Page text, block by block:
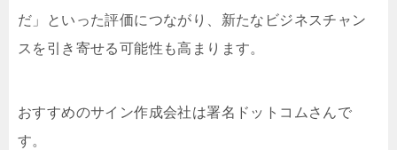
だ」といった評価につながり、新たなビジネスチャン
スを引き寄せる可能性も高まります。
おすすめのサイン作成会社は署名ドットコムさんで
す。